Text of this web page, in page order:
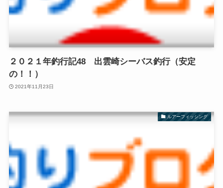
２０２１年釣行記48 出雲崎シーバス釣行（安定
の！！）
2021年11月23日
ルアーフィッシング